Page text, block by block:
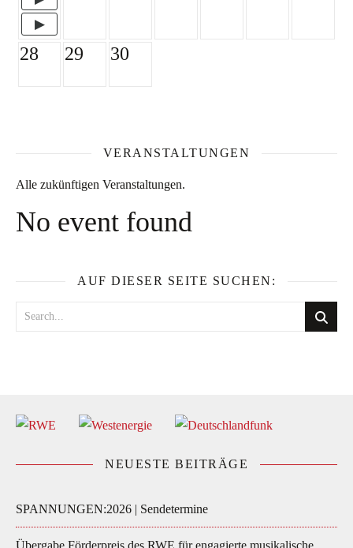
28 29 30
VERANSTALTUNGEN
Alle zukünftigen Veranstaltungen.
No event found
AUF DIESER SEITE SUCHEN:
NEUESTE BEITRÄGE
SPANNUNGEN:2026 | Sendetermine
Übergabe Förderpreis des RWE für engagierte musikalische